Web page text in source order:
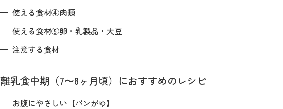
使える食材④肉類
使える食材⑤卵・乳製品・大豆
注意する食材
離乳食中期（7〜8ヶ月頃）におすすめのレシピ
お腹にやさしい【パンがゆ】